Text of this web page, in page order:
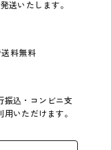
送いたします。
送料無料
振込・コンビニ支
いただけます。